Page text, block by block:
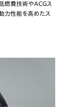
低燃費技術やACGス
力性能を高めたス